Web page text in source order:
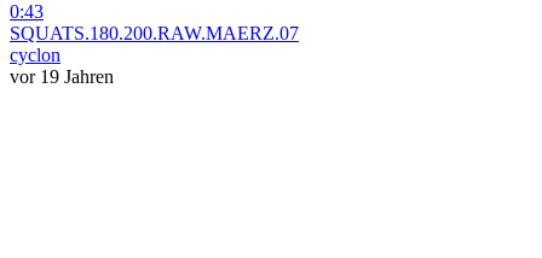
0:43
SQUATS.180.200.RAW.MAERZ.07
cyclon
vor 19 Jahren